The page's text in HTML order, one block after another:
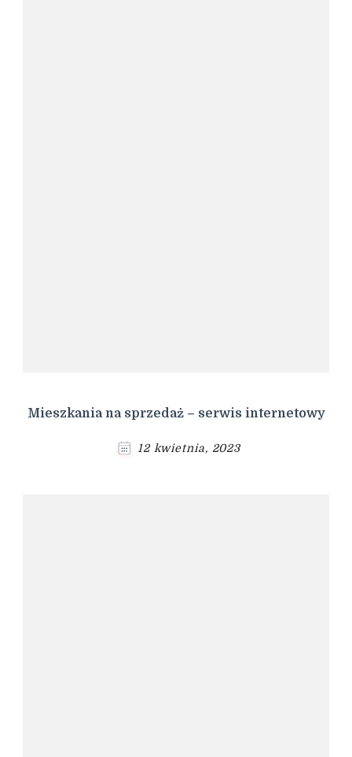
Mieszkania na sprzedaż – serwis internetowy
12 kwietnia, 2023